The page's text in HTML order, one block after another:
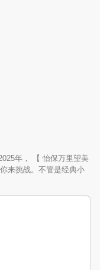
年， 【 怡保万里望美
来挑战。不管是经典小